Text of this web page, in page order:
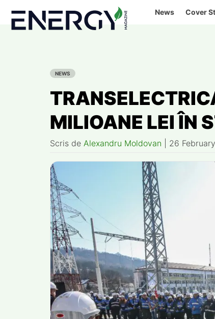
content
News Cover
NEWS
MILIOANE LEI ÎN
Scris de Alexandru Moldovan 26